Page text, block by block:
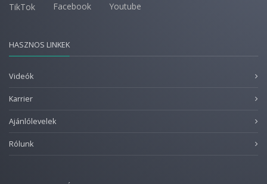
TikTok Facebook Youtube
HASZNOS LINKEK
Videók
Karrier
Ajánlólevelek
Rólunk